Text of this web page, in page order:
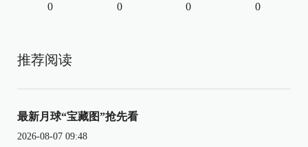
0 0 0 0
推荐阅读
最新月球“宝藏图”抢先看
2026-08-07 09:48